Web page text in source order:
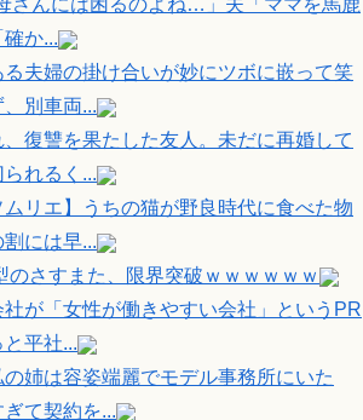
さんには困るのよね…」夫「ママを馬鹿
か...
夫婦の掛け合いが妙にツボに嵌って笑
別車両...
復讐を果たした友人。未だに再婚して
れるく...
ムリエ】うちの猫が野良時代に食べた物
には早...
のさすまた、限界突破ｗｗｗｗｗｗ
が「女性が働きやすい会社」というPR
平社...
の姉は容姿端麗でモデル事務所にいた
て契約を...